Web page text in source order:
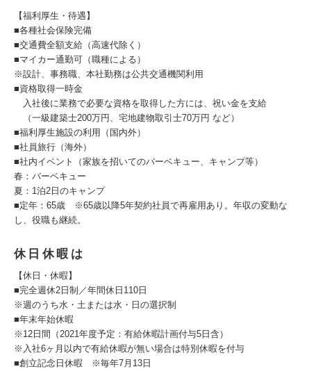
【福利厚生・待遇】
■各種社会保険完備
■交通費全額支給（高速代除く）
■マイカー通勤可（職種による）
※設計、事務職、本社勤務は公共交通機関利用
■資格取得一時金
入社後に業務で必要な資格を取得した方には、祝い金を支給
（一級建築士200万円、宅地建物取引士70万円 など）
■福利厚生施設の利用（国内外）
■社員旅行（海外）
■社内イベント（家族を招いてのバーベキュー、キャンプ等）
春：バーベキュー
夏：1泊2日のキャンプ
■定年：65歳 ※65歳以降5年契約社員で再雇用あり。年収の変動な
し、役職も継続。
休日休暇は
【休日・休暇】
■完全週休2日制／年間休日110日
※週のうち水・土または水・日の選択制
■年末年始休暇
※12日間（2021年度予定：有給休暇計画付与5日含）
※入社6ヶ月以内で有給休暇が無い場合は特別休暇を付与
■創立記念日休暇 ※毎年7月13日